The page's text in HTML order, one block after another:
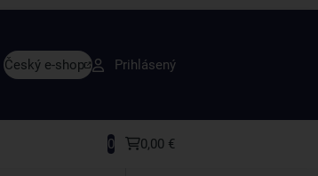
Český e-shop Prihlásený
0 0,00 €